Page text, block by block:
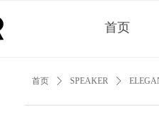
首页
首页 ꄲ SPEAKER ꄲ